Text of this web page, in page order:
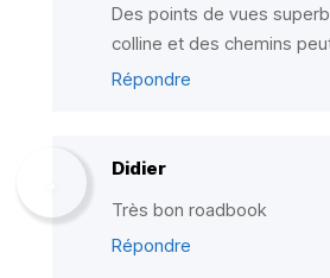
Des points de vues
colline et des chemins
Répondre
Didier
Très bon roadbook
Répondre